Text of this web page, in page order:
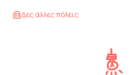
Δες άλλες πόλεις